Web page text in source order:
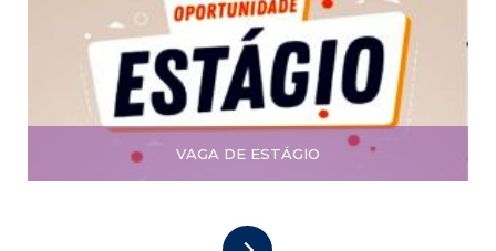
VAGA DE ESTÁGIO